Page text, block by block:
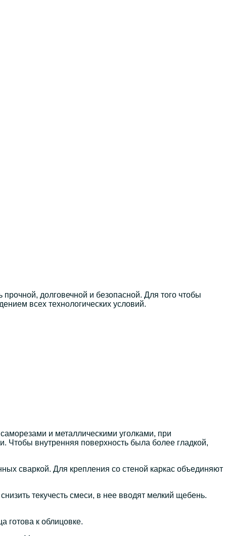
долговечной и безопасной. Для того чтобы
всех технологических условий.
и металлическими уголками, при
Чтобы внутренняя поверхность была более гладкой,
сваркой. Для крепления со стеной каркас объединяют
текучесть смеси, в нее вводят мелкий щебень.
готова к облицовке.